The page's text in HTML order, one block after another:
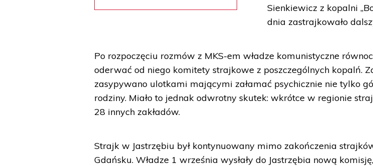
Sienkiewicz z kopalni
dnia zastrajkowało
Po rozpoczęciu rozmów z MKS-em władze komunistyczne
oderwać od niego komitety strajkowe z poszczególnych kopalń.
zasypywano ulotkami mającymi załamać psychicznie nie tylko
rodziny. Miało to jednak odwrotny skutek: wkrótce w regionie
28 innych zakładów.
Strajk w Jastrzębiu był kontynuowany mimo zakończenia
Gdańsku. Władze 1 września wysłały do Jastrzębia nową